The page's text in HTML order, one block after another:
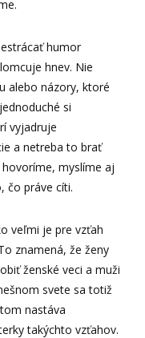
humor
hnev. Nie
alebo názory, ktoré
si
vyjadruje
a netreba to brať
myslíme aj
čo práve cíti.
veľmi je pre vzťah
znamená, že ženy
ženské veci a muži
svete sa totiž
nastáva
takýchto vzťahov.